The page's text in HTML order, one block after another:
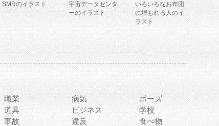
SMRのイラスト
宇宙データセンタ
ーのイラスト
いろいろなお布団
に埋もれる人のイ
ラスト
職業 病気
ポーズ
道具 ビジネス
学校
事故 違反
食べ物